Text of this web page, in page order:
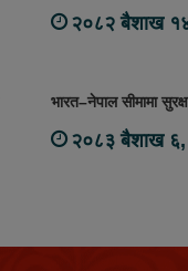
२०८२ बैशाख
भारत–नेपाल सीमामा
२०८३ बैशाख